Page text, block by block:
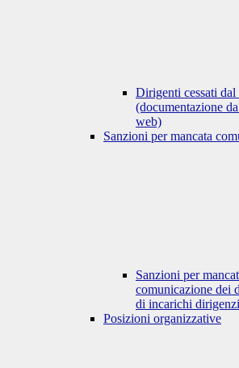
Dirigenti cessati
(documentazione
web)
Sanzioni per mancata
Sanzioni per
comunicazione dei
di incarichi
Posizioni organizzative